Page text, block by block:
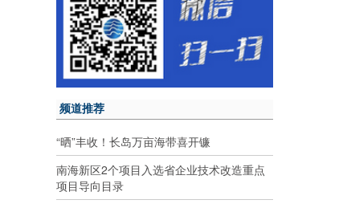
频道推荐
“晒”丰收！长岛万亩海带喜开镰
南海新区2个项目入选省企业技术改造重点
项目导向目录